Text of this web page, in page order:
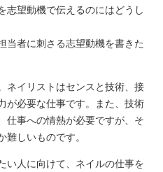
志望動機で伝えるのにはどうし
当者に刺さる志望動機を書きた
ネイリストはセンスと技術、接
が必要な仕事です。また、技術
仕事への情熱が必要ですが、そ
しいものです。
い人に向けて、ネイルの仕事を